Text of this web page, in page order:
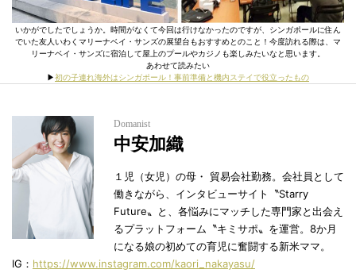
いかがでしたでしょうか。時間がなくて今回は行けなかったのですが、シンガポールに住ん
でいた友人いわくマリーナベイ・サンズの展望台もおすすめとのこと！今度訪れる際は、マ
リーナベイ・サンズに宿泊して屋上のプールやカジノも楽しみたいなと思います。
あわせて読みたい
▶︎初の子連れ海外はシンガポール！事前準備と機内ステイで役立ったもの
Domanist
中安加織
１児（女児）の母・ 貿易会社勤務。会社員として
働きながら、インタビューサイト〝Starry
Future〟と、各悩みにマッチした専門家と出会え
るプラットフォーム〝キミサポ〟を運営。8か月
になる娘の初めての育児に奮闘する新米ママ。
IG： https://www.instagram.com/kaori_nakayasu/